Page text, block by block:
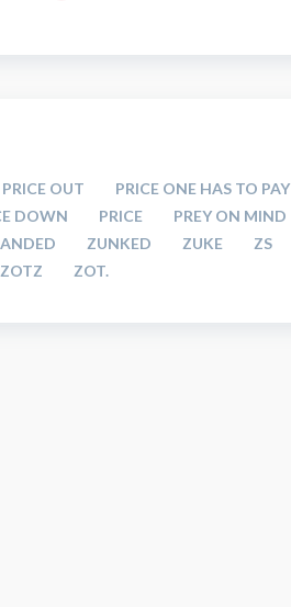
PRICE OUT PRICE ONE HAS TO PAY
DOWN PRICE PREY ON MIND
ZUNKED ZUKE ZS
ZOTZ ZOT.